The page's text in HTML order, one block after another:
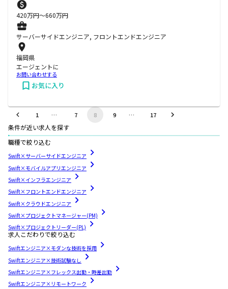
420万円〜660万円
サーバーサイドエンジニア, フロントエンドエンジニア
福岡県
エージェントに
お問い合わせする
お気に入り
1 … 7 8 9 … 17
条件が近い求人を探す
職種で絞り込む
Swift×サーバーサイドエンジニア
Swift×モバイルアプリエンジニア
Swift×インフラエンジニア
Swift×フロントエンドエンジニア
Swift×クラウドエンジニア
Swift×プロジェクトマネージャー(PM)
Swift×プロジェクトリーダー(PL)
求人こだわりで絞り込む
Swiftエンジニア×モダンな技術を採用
Swiftエンジニア×技術試験なし
Swiftエンジニア×フレックス出勤・時差出勤
Swiftエンジニア×リモートワーク